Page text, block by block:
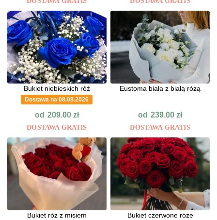
Bukiet niebieskich róż
Dostawa na 08.08.2026
od 209.00 zł
DOSTAWA GRATIS
Eustoma biała z białą różą
od 239.00zł
DOSTAWA GRATIS
Bukiet róz z misiem Bukiet czerwone róże